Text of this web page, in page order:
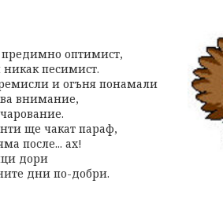
оптимист,
песимист.
и огъня понамали
внимание,
ще чакат параф,
после... ах!
дори
дни по-добри.